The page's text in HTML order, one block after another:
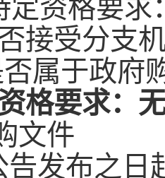
定资格要求
接受分支
属于政府
格要求：
文件
告发布之日